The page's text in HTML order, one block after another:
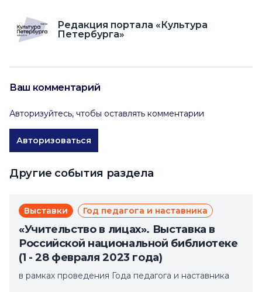
Редакция портала «Культура
Петербурга»
Ваш комментарий
Авторизуйтесь, чтобы оставлять комментарии
Авторизоваться
Другие события раздела
Выставки Год педагога и наставника
«Учительство в лицах». Выставка в
Российской национальной библиотеке
(1 - 28 февраля 2023 года)
в рамках проведения Года педагога и наставника